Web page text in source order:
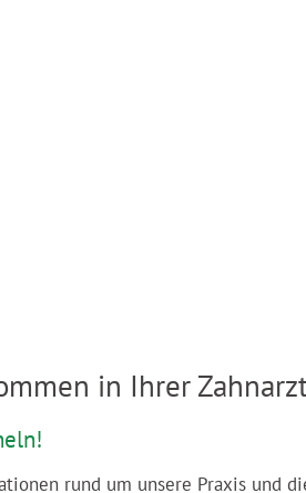
in Ihrer
rund um unsere Praxis und